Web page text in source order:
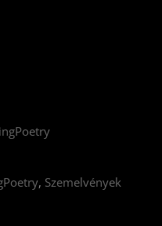
, Szemelvények